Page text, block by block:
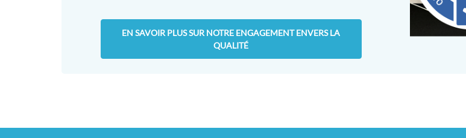
EN SAVOIR PLUS SUR NOTRE ENGAGEMENT ENVERS LA
QUALITÉ